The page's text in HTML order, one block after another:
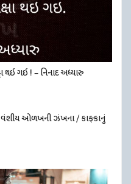
થઇ ગઇ ! – નિનાદ અધ્યારુ
ઓળખની ઝંખના / કાફ્કાનું